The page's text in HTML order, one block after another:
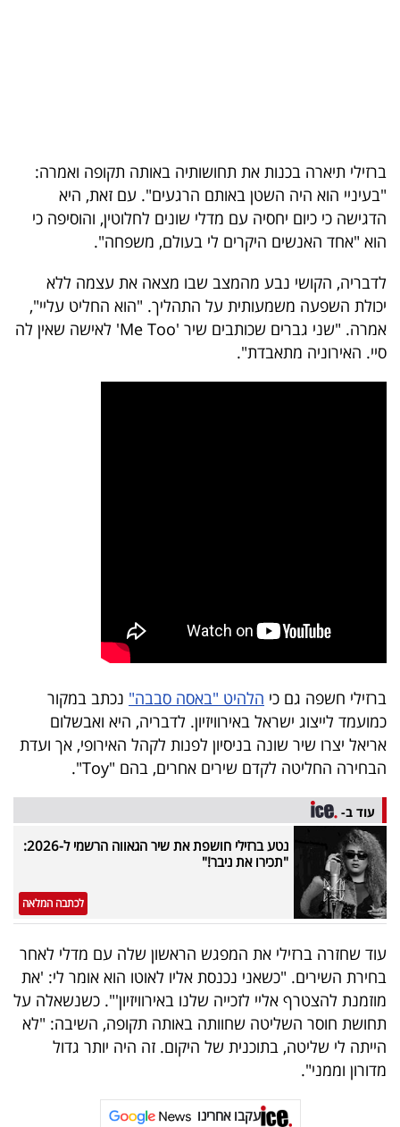
המילון
הכלכלי
פודקאסט
40
UNDER
40
אדום
פרסמו
באייס
עקבו
אחרינו:
ברזילי תיארה בכנות את תחושותיה באותה תקופה ואמרה:
"בעיניי הוא היה השטן באותם הרגעים". עם זאת, היא
הדגישה כי כיום יחסיה עם מדלי שונים לחלוטין, והוסיפה כי
הוא "אחד האנשים היקרים לי בעולם, משפחה".
לדבריה, הקושי נבע מהמצב שבו מצאה את עצמה ללא
יכולת השפעה משמעותית על התהליך. "הוא החליט עליי",
אמרה. "שני גברים שכותבים שיר 'Me Too' לאישה שאין לה
סיי. האירוניה מתאבדת".
ברזילי חשפה גם כי הלהיט "באסה סבבה" נכתב במקור
כמועמד לייצוג ישראל באירוויזיון. לדבריה, היא ואבשלום
אריאל יצרו שיר שונה בניסיון לפנות לקהל האירופי, אך ועדת
הבחירה החליטה לקדם שירים אחרים, בהם "Toy".
עוד ב-
נטע ברזילי חושפת את שיר הגאווה הרשמי ל-2026:
"תכירו את ניבר!"
לכתבה המלאה
עוד שחזרה ברזילי את המפגש הראשון שלה עם מדלי לאחר
בחירת השירים. "כשאני נכנסת אליו לאוטו הוא אומר לי: 'את
מוזמנת להצטרף אליי לזכייה שלנו באירוויזיון'". כשנשאלה על
תחושת חוסר השליטה שחוותה באותה תקופה, השיבה: "לא
הייתה לי שליטה, בתוכנית של היקום. זה היה יותר גדול
מדורון וממני".
עקבו אחרינו